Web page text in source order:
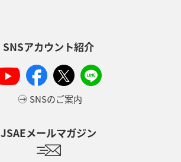
SNSアカウント紹介
SNSのご案内
JSAEメールマガジン